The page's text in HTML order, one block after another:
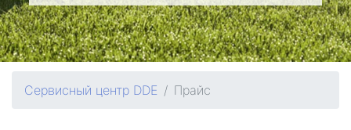
Сервисный центр DDE Прайс